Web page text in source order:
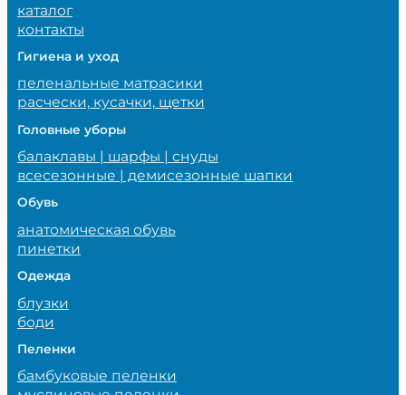
каталог
контакты
Гигиена и уход
пеленальные матрасики
расчески, кусачки, щетки
Головные уборы
балаклавы | шарфы | снуды
всесезонные | демисезонные шапки
Обувь
анатомическая обувь
пинетки
Одежда
блузки
боди
Пеленки
бамбуковые пеленки